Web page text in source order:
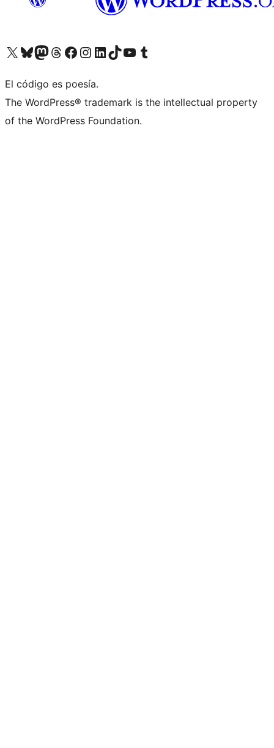
Visita nuestra cuenta de X (anteriormente Twitter)
Visita nuestra cuenta de Bluesky
Visita nuestra cuenta de Mastodon
Visita nuestra cuenta de Threads
Visita nuestra página de Facebook
Visita nuestra cuenta de Instagram
Visita nuestra cuenta de LinkedIn
Visita nuestra cuenta de TikTok
Visita nuestro canal de YouTube
Visita nuestra cuenta de Tumblr
El código es poesía.
The WordPress® trademark is the intellectual property
of the WordPress Foundation.